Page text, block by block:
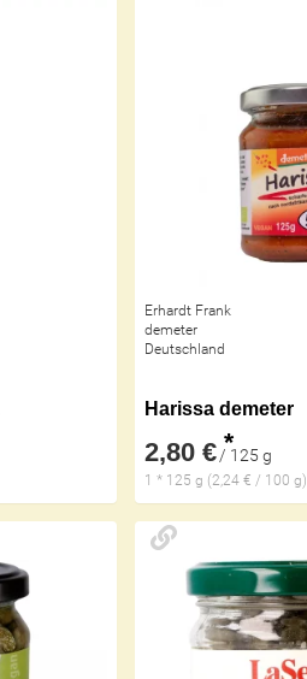
Erhardt Frank
demeter
Deutschland
Harissa demeter
2,80 € *
/ 125 g
1 * 125 g (2,24 € / 100 g)